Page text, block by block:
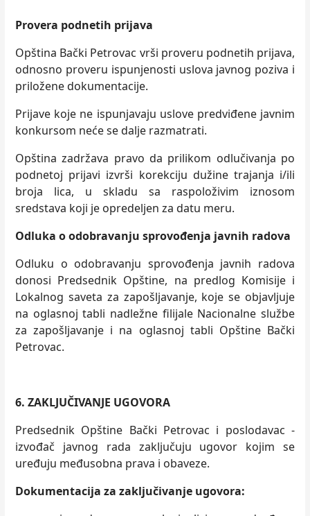
Provera podnetih prijava
Opština Bački Petrovac vrši proveru podnetih prijava,
odnosno proveru ispunjenosti uslova javnog poziva i
priložene dokumentacije.
Prijave koje ne ispunjavaju uslove predviđene javnim
konkursom neće se dalje razmatrati.
Opština zadržava pravo da prilikom odlučivanja po
podnetoj prijavi izvrši korekciju dužine trajanja i/ili
broja lica, u skladu sa raspoloživim iznosom
sredstava koji je opredeljen za datu meru.
Odluka o odobravanju sprovođenja javnih radova
Odluku o odobravanju sprovođenja javnih radova
donosi Predsednik Opštine, na predlog Komisije i
Lokalnog saveta za zapošljavanje, koje se objavljuje
na oglasnoj tabli nadležne filijale Nacionalne službe
za zapošljavanje i na oglasnoj tabli Opštine Bački
Petrovac.
6. ZAKLJUČIVANJE UGOVORA
Predsednik Opštine Bački Petrovac i poslodavac -
izvođač javnog rada zaključuju ugovor kojim se
uređuju međusobna prava i obaveze.
Dokumentacija za zaključivanje ugovora: